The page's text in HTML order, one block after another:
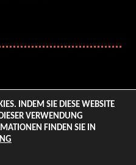
– Life & Style Magazine.
on
INDEM SIE DIESE WEBSITE
VERWENDUNG
FINDEN SIE IN